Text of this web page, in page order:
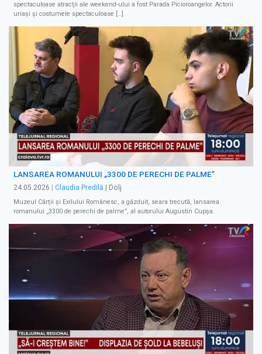
spectaculoase atracţii ale weekend-ului a fost Parada Picioroangelor. Actorii
uriaşi şi costumele spectaculoase […]
LANSAREA ROMANULUI „3300 DE PERECHI DE PALME”
24.05.2026 Claudia Predilă | Dolj
Muzeul Cărții și Exilului Românesc, a găzduit, seara trecută, lansarea
romanului „3300 de perechi de palme”, al autorului Augustin Cupșa.